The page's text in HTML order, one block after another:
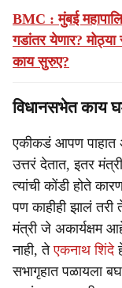
BMC : मुंबई
गडांतर येणार?
काय सुरुए?
विधानसभेत काय
एकीकडं आपण पाहात
उत्तरं देतात, इतर
त्यांची कोंडी होते
पण काहीही झालं
मंत्री जे अकार्यक्षम
नाही, तेएकनाथ शिंदे
सभागृहात पळायला